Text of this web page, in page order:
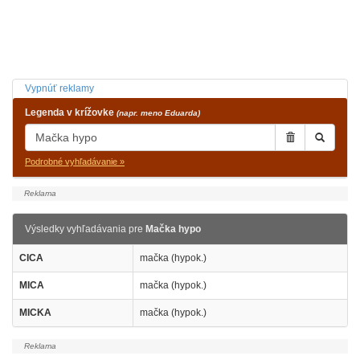
Vypnúť reklamy
Legenda v krížovke (napr. meno Eduarda)
Podrobné vyhľadávanie »
Výsledky vyhľadávania pre Mačka hypo
CICA mačka (hypok.)
MICA mačka (hypok.)
MICKA mačka (hypok.)